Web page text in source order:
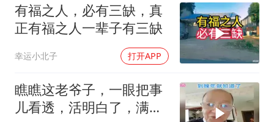
WTT横滨冠军赛女单四强国乒占三席
浙江省发出今年第2号指挥长令
一周大涨超7% 金价为何突然上涨
乐享全民健身 共筑健康中国
有福之人，必有三缺，真
正有福之人一辈子有三缺
幸运小北子 打开APP
瞧瞧这老爷子，一眼把事
儿看透，活明白了，满是